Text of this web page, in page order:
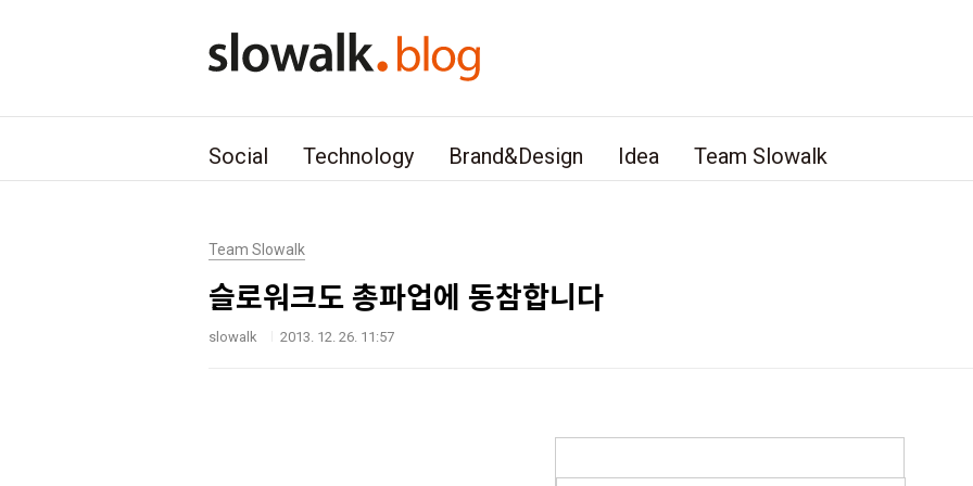
Social Technology Brand&Design Idea Team Slowalk
Team Slowalk
슬로워크도 총파업에 동참합니다
slowalk 2013. 12. 26. 11:57